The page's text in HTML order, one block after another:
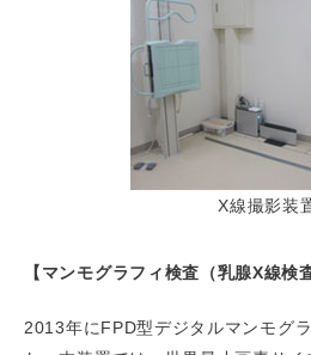
X線撮影装
【マンモグラフィ検査（乳腺X線検
2013年にFPD型デジタルマンモグ